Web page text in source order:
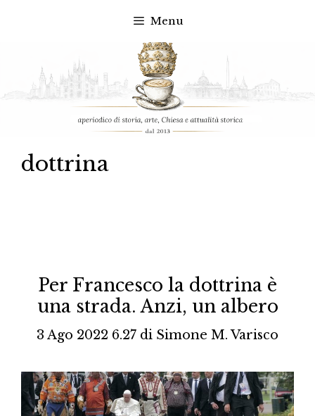
contenuto
Menu
dottrina
Per Francesco la dottrina è
una strada. Anzi, un albero
3 Ago 2022 6.27 di Simone M. Varisco